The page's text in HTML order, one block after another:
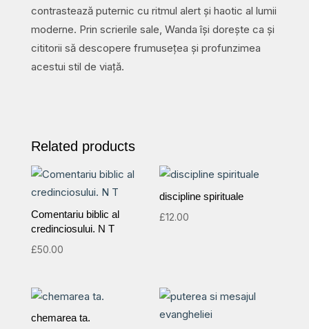
contrastează puternic cu ritmul alert și haotic al lumii
moderne. Prin scrierile sale, Wanda își dorește ca și
cititorii să descopere frumusețea și profunzimea
acestui stil de viață.
Related products
Comentariu biblic al
credinciosului. N T
£50.00
discipline spirituale
£12.00
chemarea ta.